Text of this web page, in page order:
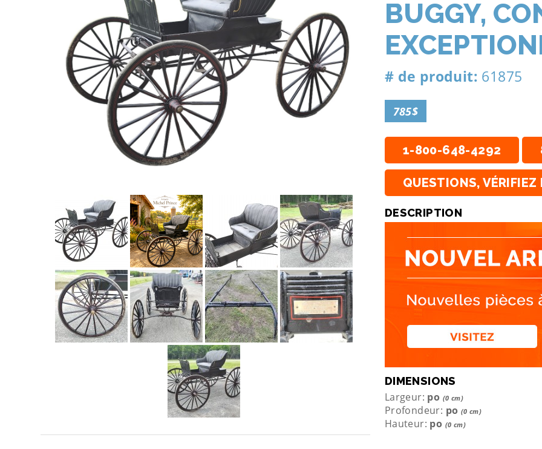
BUGGY,
# de produit: 61875
785$
1-800-648-4292
QUESTIONS,
DESCRIPTION
DIMENSIONS
Largeur: po (0 cm)
Profondeur: po (0 cm)
Hauteur: po (0 cm)